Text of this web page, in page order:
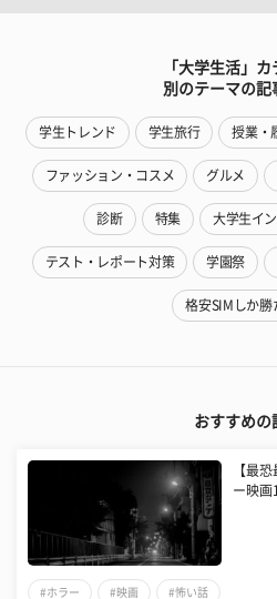
「大学生活」
別のテーマの記
学生トレンド 学生旅行 授業・
ファッション・コスメ グルメ
診断 特集 大学生イ
テスト・レポート対策 学園祭
格安SIMしか勝
おすすめの
【最
ー映画
#ホラー #映画 #怖い話